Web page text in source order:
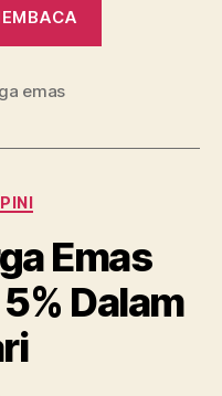
level-
1-
emas
Emas
Dalam